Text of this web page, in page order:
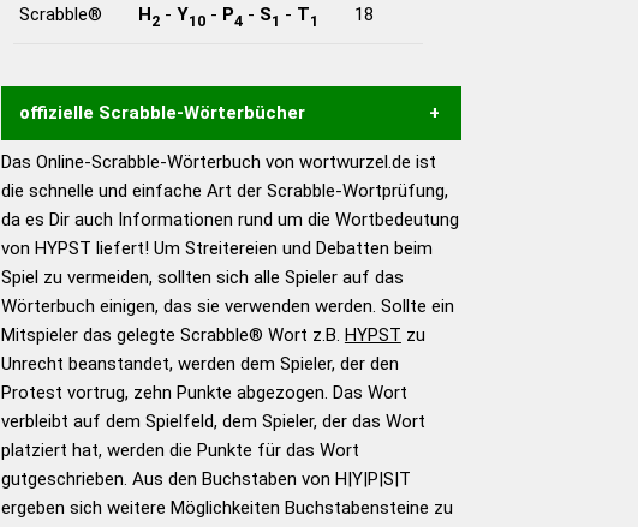
Scrabble® H2- Y10- P4 - S1 - T1 18
offizielle Scrabble-Wörterbücher
Wortwurzel liefert mit Hilfe eines semantischen
Wortanalyse-Algorithmus gute Anhaltspunkte zu
Wortbedeutung, Worttrennung und Wortform, um die
Gültigkeit eines Wortes für das Scrabble-Spiel zu
bestimmen! zugelassene Turnier Scrabble-
Wörterbücher sind:
Duden – Standardwerk in 12
Bänden
Duden – Richtiges und gutes
Deutsch
Duden – Die deutsche Grammatik
Das Online-Scrabble-Wörterbuch von wortwurzel.de ist
die schnelle und einfache Art der Scrabble-Wortprüfung,
da es Dir auch Informationen rund um die Wortbedeutung
von HYPST liefert! Um Streitereien und Debatten beim
Spiel zu vermeiden, sollten sich alle Spieler auf das
Wörterbuch einigen, das sie verwenden werden. Sollte ein
Mitspieler das gelegte Scrabble® Wort z.B. HYPST zu
Unrecht beanstandet, werden dem Spieler, der den
Protest vortrug, zehn Punkte abgezogen. Das Wort
verbleibt auf dem Spielfeld, dem Spieler, der das Wort
platziert hat, werden die Punkte für das Wort
gutgeschrieben. Aus den Buchstaben von H|Y|P|S|T
ergeben sich weitere Möglichkeiten Buchstabensteine zu